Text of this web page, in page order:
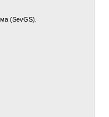
(SevGS).